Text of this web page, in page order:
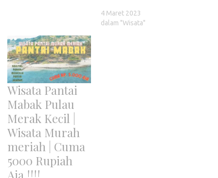
4 Maret 2023
dalam "Wisata"
Wisata Pantai
Mabak Pulau
Merak Kecil |
Wisata Murah
meriah | Cuma
5000 Rupiah
Aja !!!!